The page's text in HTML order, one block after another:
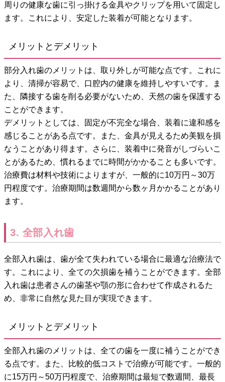
周りの健康な歯に引っ掛ける金具やクリップを用いて固定し
ます。これにより、安定した装着が可能となります。
メリットとデメリット
部分入れ歯のメリットは、取り外しが可能な点です。これに
より、清掃が容易で、口腔内の健康を維持しやすいです。ま
た、隣接する歯を削る必要がないため、天然の歯を保護する
ことができます。
デメリットとしては、固定が不完全な場合、装着に違和感を
感じることがある点です。また、金具が見えるため美観を損
なうことがあり得ます。さらに、装着中に発音がしづらいこ
とがあるため、慣れるまでに時間がかかることも多いです。
治療費は材料や技術によりますが、一般的に10万円～30万
円程度です。治療期間は数週間から数ヶ月かかることがあり
ます。
3. 全部入れ歯
全部入れ歯は、歯が全て失われている場合に最適な治療法で
す。これにより、全ての欠損歯を補うことができます。全部
入れ歯は患者さんの歯茎や顎の形に合わせて作成されるた
め、非常に自然な見た目が実現できます。
メリットとデメリット
全部入れ歯のメリットは、全ての歯を一度に補うことができ
る点です。また、比較的低コストで治療が可能です。一般的
に15万円～50万円程度で、治療期間は最短で数週間、最長